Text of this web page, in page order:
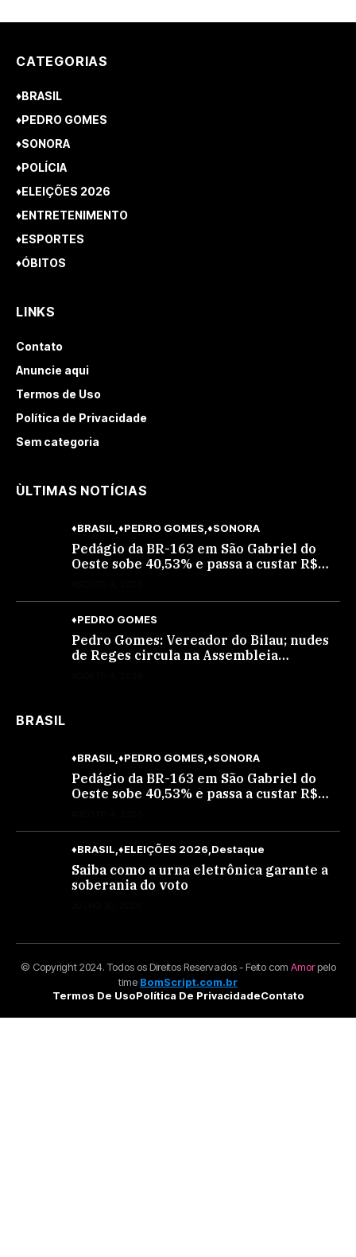
CATEGORIAS
♦BRASIL
♦PEDRO GOMES
♦SONORA
♦POLÍCIA
♦ELEIÇÕES 2026
♦ENTRETENIMENTO
♦ESPORTES
♦ÓBITOS
LINKS
Contato
Anuncie aqui
Termos de Uso
Política de Privacidade
Sem categoria
ÙLTIMAS NOTÍCIAS
♦BRASIL ♦PEDRO GOMES ♦SONORA
Pedágio da BR-163 em São Gabriel do
Oeste sobe 40,53% e passa a custar R$
♦PEDRO GOMES
Pedro Gomes: Vereador do Bilau; nudes
de Reges circula na Assembleia
BRASIL
♦BRASIL ♦PEDRO GOMES ♦SONORA
Pedágio da BR-163 em São Gabriel do
Oeste sobe 40,53% e passa a custar R$
♦BRASIL ♦ELEIÇÕES 2026 Destaque
Saiba como a urna eletrônica garante a
soberania do voto
© Copyright 2024. Todos os Direitos Reservados - Feito com Amorpelo
time BomScript.com.br
Termos De UsoPolítica De PrivacidadeContato